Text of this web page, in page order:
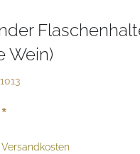
Wein)
1013